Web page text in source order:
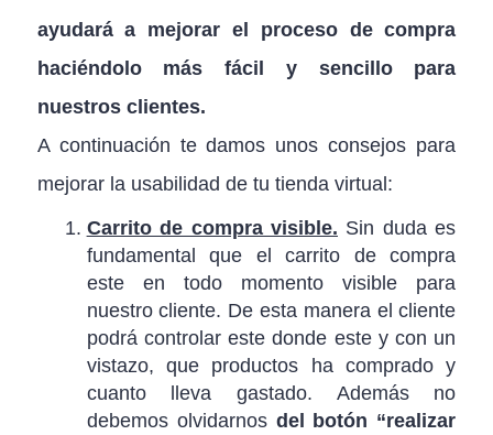
ayudará a mejorar el proceso de compra
haciéndolo más fácil y sencillo para
nuestros clientes.
A continuación te damos unos consejos para
mejorar la usabilidad de tu tienda virtual:
Carrito de compra visible. Sin duda es
fundamental que el carrito de compra
este en todo momento visible para
nuestro cliente. De esta manera el cliente
podrá controlar este donde este y con un
vistazo, que productos ha comprado y
cuanto lleva gastado. Además no
debemos olvidarnos del botón “realizar